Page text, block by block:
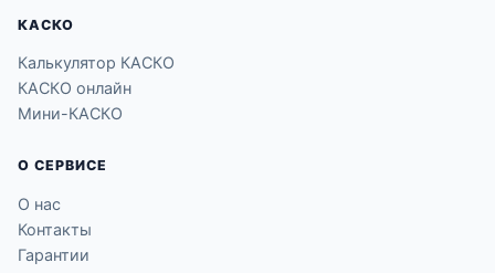
КАСКО
Калькулятор КАСКО
КАСКО онлайн
Мини-КАСКО
О СЕРВИСЕ
О нас
Контакты
Гарантии